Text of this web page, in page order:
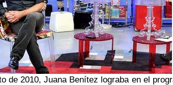
de 2010, Juana Benítez lograba en el